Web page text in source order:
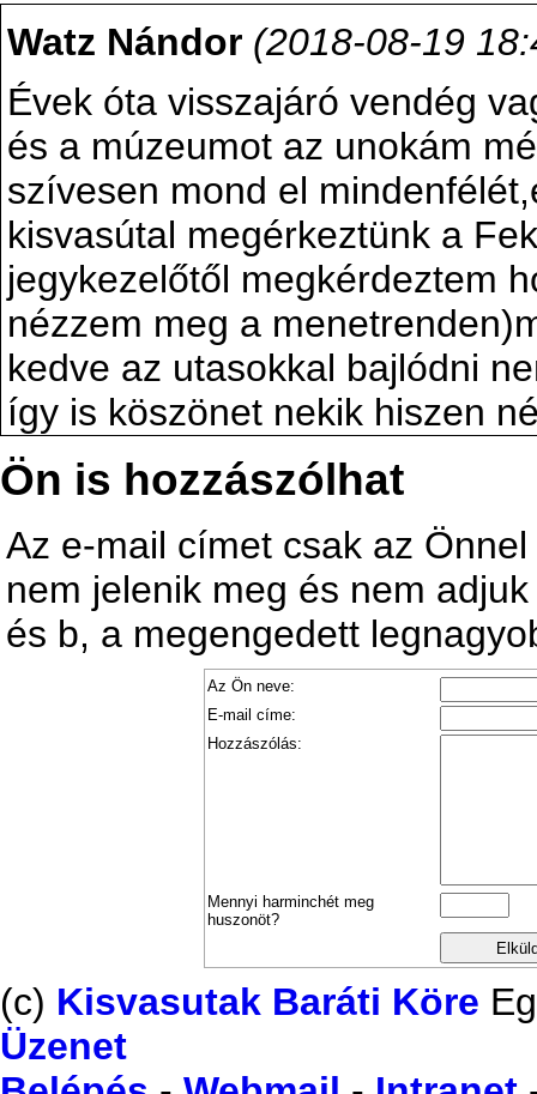
Watz Nándor (2018-08-19
Évek óta visszajáró vendég
és a múzeumot az unokám
szívesen mond el
kisvasútal megérkeztünk a
jegykezelőtől megkérdeztem
nézzem meg a
kedve az utasokkal bajlódni
így is köszönet nekik hiszen
Ön is hozzászólhat
Az e-mail címet csak az
nem jelenik meg és nem
és b, a megengedett
Az Ön neve:
E-mail címe:
Hozzászólás:
Mennyi harminchét meg
huszonöt?
(c) Kisvasutak Baráti Köre
Üzenet